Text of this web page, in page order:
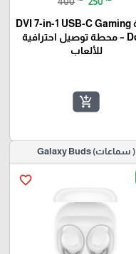
وصلة DVI 7-in-1 USB-C Gaming
Dock – محطة توصيل احترافية
للألعاب
add_shopping_cart
( سماعات) Galaxy Buds
favorite_border